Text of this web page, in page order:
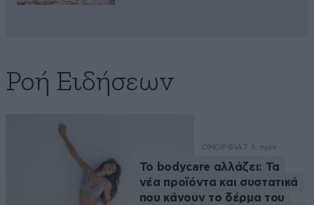
Ροή Ειδήσεων
ΟΜΟΡΦΙΑ7 λ. πριν
Το bodycare αλλάζει: Τα
νέα προϊόντα και συστατικά
που κάνουν το δέρμα του